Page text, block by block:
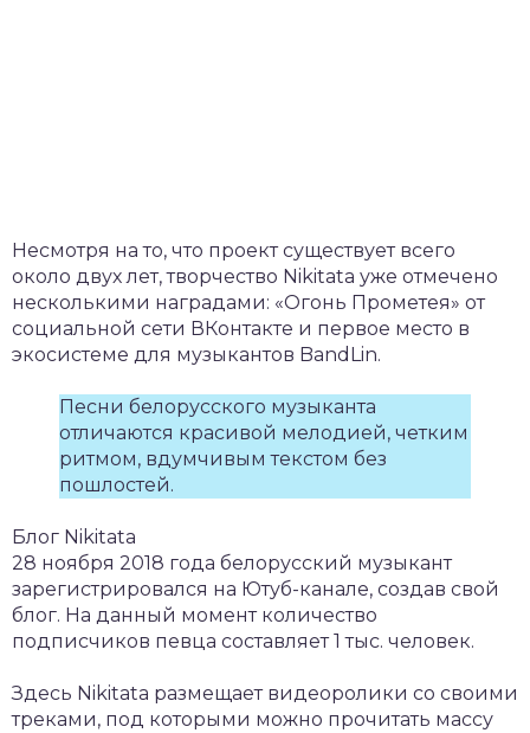
Несмотря на то, что проект существует всего
около двух лет, творчество Nikitata уже отмечено
несколькими наградами: «Огонь Прометея» от
социальной сети ВКонтакте и первое место в
экосистеме для музыкантов BandLin.
Песни белорусского музыканта
отличаются красивой мелодией, четким
ритмом, вдумчивым текстом без
пошлостей.
Блог Nikitata
28 ноября 2018 года белорусский музыкант
зарегистрировался на Ютуб-канале, создав свой
блог. На данный момент количество
подписчиков певца составляет 1 тыс. человек.
Здесь Nikitata размещает видеоролики со своими
треками, под которыми можно прочитать массу